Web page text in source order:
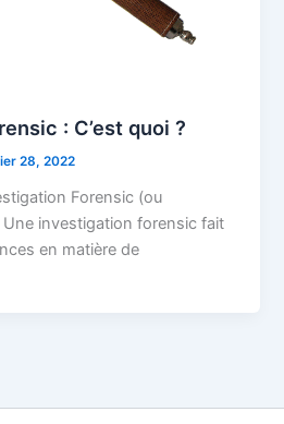
: C’est quoi ?
28, 2022
Forensic (ou
investigation forensic fait
en matière de